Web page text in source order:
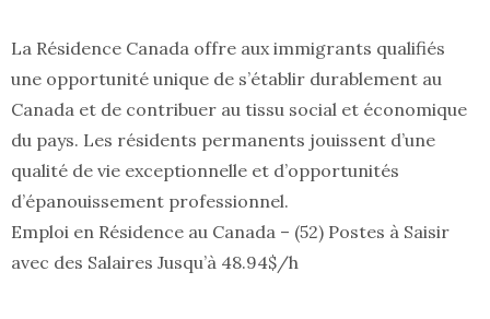
La Résidence Canada offre aux immigrants qualifiés
une opportunité unique de s’établir durablement au
Canada et de contribuer au tissu social et économique
du pays. Les résidents permanents jouissent d’une
qualité de vie exceptionnelle et d’opportunités
d’épanouissement professionnel.
Emploi en Résidence au Canada – (52) Postes à Saisir
avec des Salaires Jusqu’à 48.94$/h